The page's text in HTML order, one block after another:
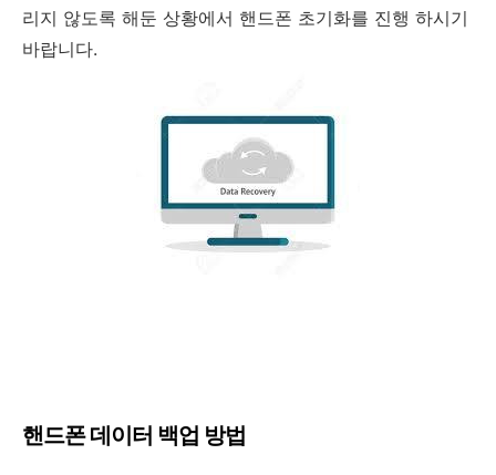
리지 않도록 해둔 상황에서 핸드폰 초기화를 진행 하시기
바랍니다.
핸드폰 데이터 백업 방법